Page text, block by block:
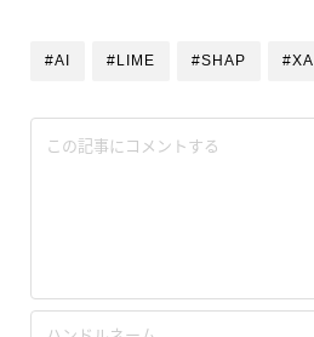
#AI #LIME #SHAP #XAI